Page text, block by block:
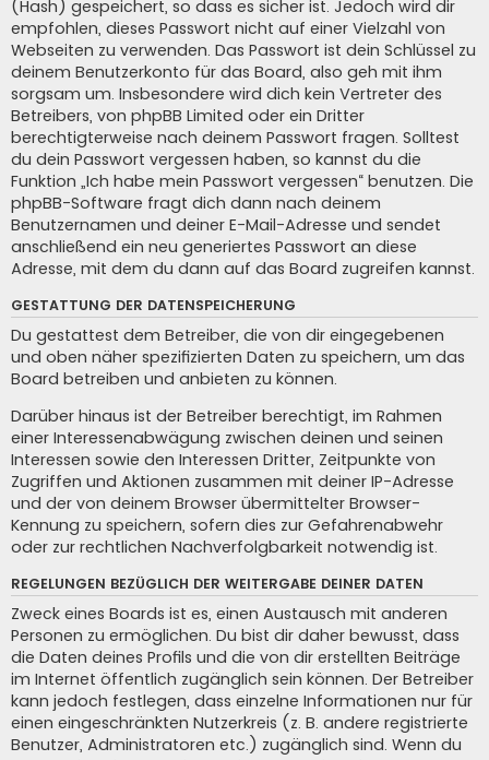
(Hash) gespeichert, so dass es sicher ist. Jedoch wird dir
empfohlen, dieses Passwort nicht auf einer Vielzahl von
Webseiten zu verwenden. Das Passwort ist dein Schlüssel zu
deinem Benutzerkonto für das Board, also geh mit ihm
sorgsam um. Insbesondere wird dich kein Vertreter des
Betreibers, von phpBB Limited oder ein Dritter
berechtigterweise nach deinem Passwort fragen. Solltest
du dein Passwort vergessen haben, so kannst du die
Funktion „Ich habe mein Passwort vergessen“ benutzen. Die
phpBB-Software fragt dich dann nach deinem
Benutzernamen und deiner E-Mail-Adresse und sendet
anschließend ein neu generiertes Passwort an diese
Adresse, mit dem du dann auf das Board zugreifen kannst.
GESTATTUNG DER DATENSPEICHERUNG
Du gestattest dem Betreiber, die von dir eingegebenen
und oben näher spezifizierten Daten zu speichern, um das
Board betreiben und anbieten zu können.
Darüber hinaus ist der Betreiber berechtigt, im Rahmen
einer Interessenabwägung zwischen deinen und seinen
Interessen sowie den Interessen Dritter, Zeitpunkte von
Zugriffen und Aktionen zusammen mit deiner IP-Adresse
und der von deinem Browser übermittelter Browser-
Kennung zu speichern, sofern dies zur Gefahrenabwehr
oder zur rechtlichen Nachverfolgbarkeit notwendig ist.
REGELUNGEN BEZÜGLICH DER WEITERGABE DEINER DATEN
Zweck eines Boards ist es, einen Austausch mit anderen
Personen zu ermöglichen. Du bist dir daher bewusst, dass
die Daten deines Profils und die von dir erstellten Beiträge
im Internet öffentlich zugänglich sein können. Der Betreiber
kann jedoch festlegen, dass einzelne Informationen nur für
einen eingeschränkten Nutzerkreis (z. B. andere registrierte
Benutzer, Administratoren etc.) zugänglich sind. Wenn du